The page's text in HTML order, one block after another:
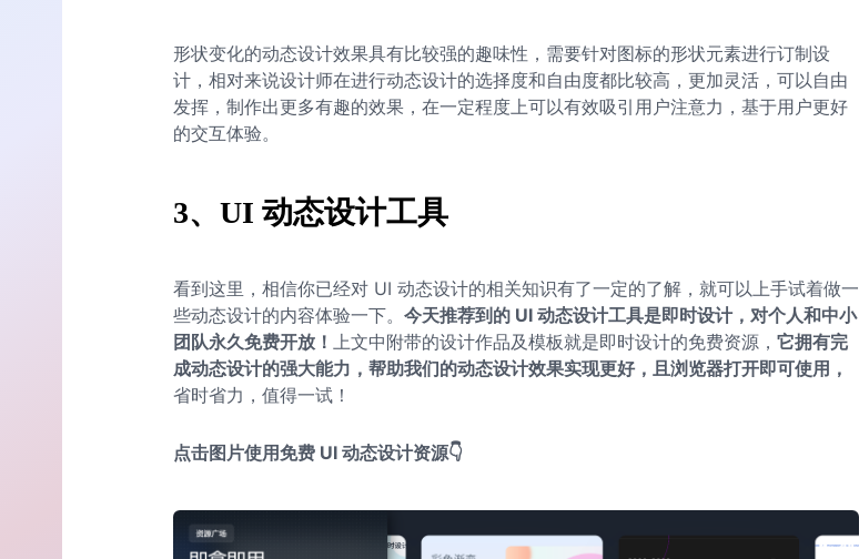
形状变化的动态设计效果具有比较强的趣味性，需要针对图标的形状元素进行订制设
计，相对来说设计师在进行动态设计的选择度和自由度都比较高，更加灵活，可以自由
发挥，制作出更多有趣的效果，在一定程度上可以有效吸引用户注意力，基于用户更好
的交互体验。
3、UI 动态设计工具
看到这里，相信你已经对 UI 动态设计的相关知识有了一定的了解，就可以上手试着做一
些动态设计的内容体验一下。 今天推荐到的 UI 动态设计工具是即时设计，对个人和中小
团队永久免费开放！
上文中附带的设计作品及模板就是即时设计的免费资源， 它拥有完
成动态设计的强大能力，帮助我们的动态设计效果实现更好，且浏览器打开即可使用，
省时省力，值得一试！
点击图片使用免费 UI 动态设计资源👇